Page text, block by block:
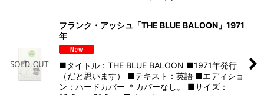
フランク・アッシュ「THE BLUE BALOON」1971
年
■タイトル：THE BLUE BALOON ■1971年発行
（だと思います） ■テキスト：英語 ■エディショ
ン：ハードカバー ＊カバーなし。 ■サイズ：